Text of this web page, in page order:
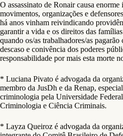
O assassinato de Ronair causa
movimentos, organizações e
há anos vinham reivindicando
garantir a vida e os direitos das
quando os/as trabalhadores/as
descaso e conivência dos poderes
responsabilidade por mais esta morte
* ​Luciana Pivato é advogada da
membro da JusDh e da Renap,
criminologia pela Universidade
Criminologia e Ciência Criminais.
* Layza Queiroz é advogada da